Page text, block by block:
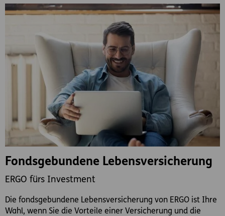
Fondsgebundene Lebensversicherung
ERGO fürs Investment
Die fondsgebundene Lebensversicherung von ERGO ist Ihre
Wahl, wenn Sie die Vorteile einer Versicherung und die